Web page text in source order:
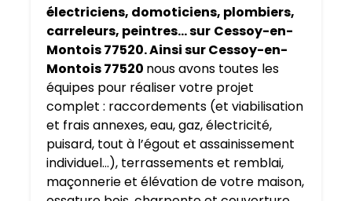
électriciens, domoticiens, plombiers,
carreleurs, peintres… sur Cessoy-en-
Montois 77520. Ainsi sur Cessoy-en-
Montois 77520 nous avons toutes les
équipes pour réaliser votre projet
complet : raccordements (et viabilisation
et frais annexes, eau, gaz, électricité,
puisard, tout à l’égout et assainissement
individuel…), terrassements et remblai,
maçonnerie et élévation de votre maison,